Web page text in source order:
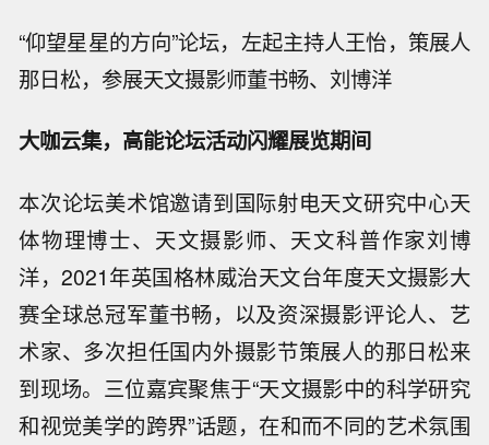
“仰望星星的方向”论坛，左起主持人王怡，策展人
那日松，参展天文摄影师董书畅、刘博洋
大咖云集， 高能论坛活动闪耀展览期间
本次论坛美术馆邀请到国际射电天文研究中心天
体物理博士、天文摄影师、天文科普作家刘博
洋，2021年英国格林威治天文台年度天文摄影大
赛全球总冠军董书畅，以及资深摄影评论人、艺
术家、多次担任国内外摄影节策展人的那日松来
到现场。三位嘉宾聚焦于“天文摄影中的科学研究
和视觉美学的跨界”话题，在和而不同的艺术氛围